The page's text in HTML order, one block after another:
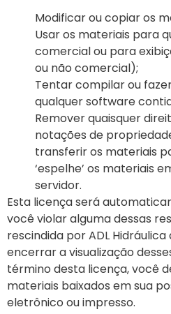
Modificar ou copiar os
Usar os materiais para
comercial ou para
ou não comercial);
Tentar compilar ou
qualquer software
Remover quaisquer
notações de
transferir os materiais
‘espelhe’ os materiais
servidor.
Esta licença será
você violar alguma dessas
rescindida por ADL
encerrar a visualização
término desta licença, você
materiais baixados em sua
eletrônico ou impresso.